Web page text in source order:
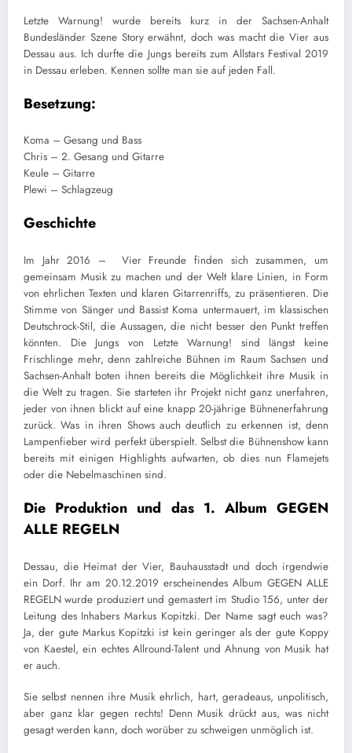
Letzte Warnung! wurde bereits kurz in der Sachsen-Anhalt
Bundesländer Szene Story erwähnt, doch was macht die Vier aus
Dessau aus. Ich durfte die Jungs bereits zum Allstars Festival 2019
in Dessau erleben. Kennen sollte man sie auf jeden Fall.
Besetzung:
Koma – Gesang und Bass
Chris – 2. Gesang und Gitarre
Keule – Gitarre
Plewi – Schlagzeug
Geschichte
Im Jahr 2016 – Vier Freunde finden sich zusammen, um
gemeinsam Musik zu machen und der Welt klare Linien, in Form
von ehrlichen Texten und klaren Gitarrenriffs, zu präsentieren. Die
Stimme von Sänger und Bassist Koma untermauert, im klassischen
Deutschrock-Stil, die Aussagen, die nicht besser den Punkt treffen
könnten. Die Jungs von Letzte Warnung! sind längst keine
Frischlinge mehr, denn zahlreiche Bühnen im Raum Sachsen und
Sachsen-Anhalt boten ihnen bereits die Möglichkeit ihre Musik in
die Welt zu tragen. Sie starteten ihr Projekt nicht ganz unerfahren,
jeder von ihnen blickt auf eine knapp 20-jährige Bühnenerfahrung
zurück. Was in ihren Shows auch deutlich zu erkennen ist, denn
Lampenfieber wird perfekt überspielt. Selbst die Bühnenshow kann
bereits mit einigen Highlights aufwarten, ob dies nun Flamejets
oder die Nebelmaschinen sind.
Die Produktion und das 1. Album GEGEN
ALLE REGELN
Dessau, die Heimat der Vier, Bauhausstadt und doch irgendwie
ein Dorf. Ihr am 20.12.2019 erscheinendes Album GEGEN ALLE
REGELN wurde produziert und gemastert im Studio 156, unter der
Leitung des Inhabers Markus Kopitzki. Der Name sagt euch was?
Ja, der gute Markus Kopitzki ist kein geringer als der gute Koppy
von Kaestel, ein echtes Allround-Talent und Ahnung von Musik hat
er auch.
Sie selbst nennen ihre Musik ehrlich, hart, geradeaus, unpolitisch,
aber ganz klar gegen rechts! Denn Musik drückt aus, was nicht
gesagt werden kann, doch worüber zu schweigen unmöglich ist.